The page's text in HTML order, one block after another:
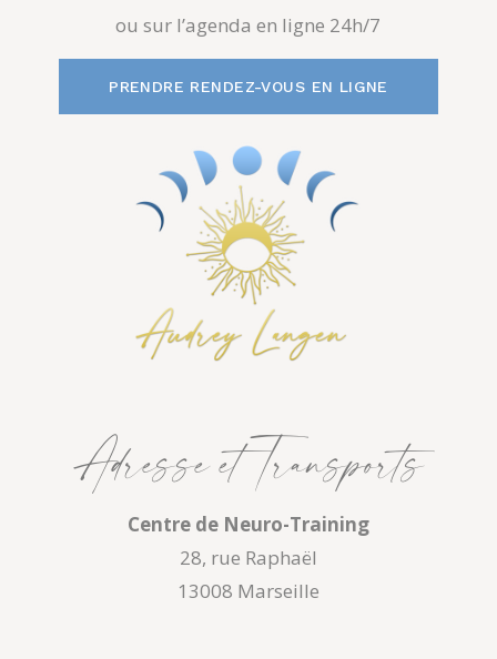
ou sur l’agenda en ligne 24h/7
PRENDRE RENDEZ-VOUS EN LIGNE
Adresse et Transports
Centre de Neuro-Training
28, rue Raphaël
13008 Marseille